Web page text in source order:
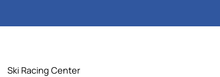
Ski Racing Center